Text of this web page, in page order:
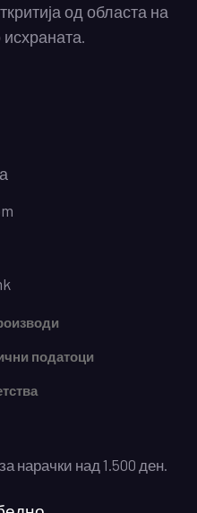
од областа на
податоци
нарачки над 1.500 ден.